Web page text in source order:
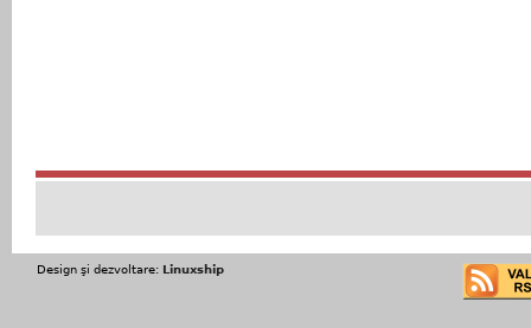
Design şi dezvoltare: Linuxship